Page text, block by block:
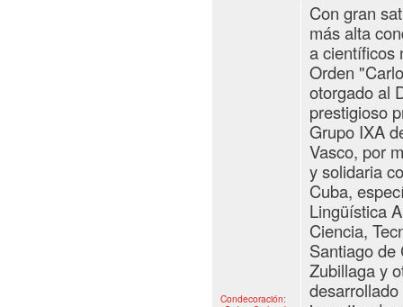
Condecoración:
Con gran
más alta
a científicos
Orden
otorgado al
prestigioso
Grupo IXA
Vasco, por
y solidaria
Cuba,
Lingüística
Ciencia,
Santiago de
Zubillaga y